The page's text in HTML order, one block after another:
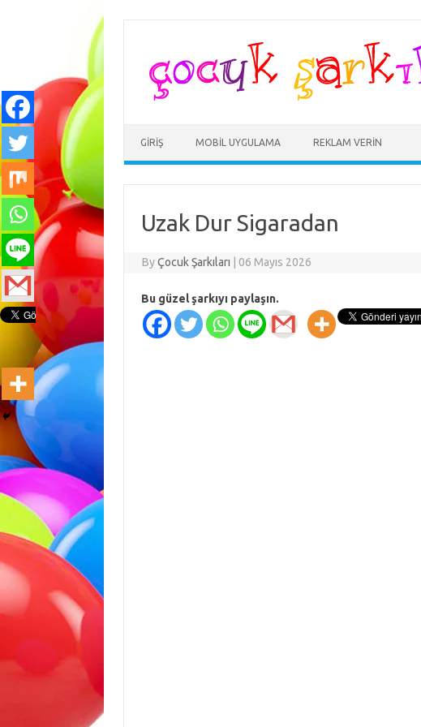
GIRIŞ MOBIL UYGULAMA REKLAM VERIN
Uzak Dur Sigaradan
ByÇocuk Şarkıları 06 Mayıs 2026
Bu güzel şarkıyı paylaşın.